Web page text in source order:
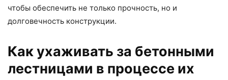
чтобы обеспечить не только прочность, но и
долговечность конструкции.
Как ухаживать за бетонными
лестницами в процессе их